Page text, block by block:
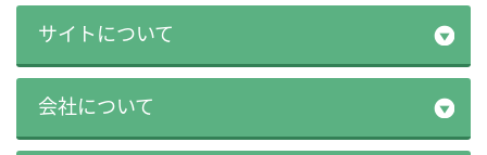
サイトについて
会社について